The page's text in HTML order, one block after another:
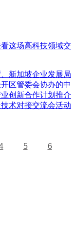
这场高科技领域交
新加坡企业发展局
区管委会协办的中
创新合作计划推介
术对接交流会活动
5
6